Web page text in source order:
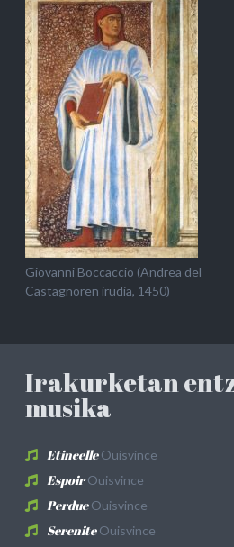
Giovanni Boccaccio (Andrea del
Castagnoren irudia, 1450)
Irakurketan
musika
Etincelle Ouisvince
Espoir Ouisvince
Perdue Ouisvince
Serenite Ouisvince